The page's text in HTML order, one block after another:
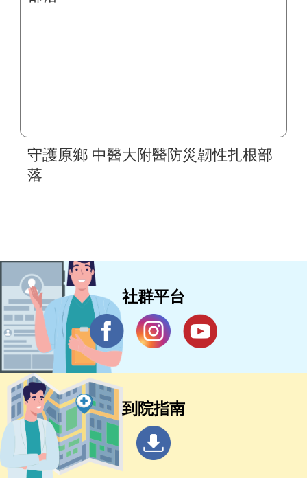
守護原鄉 中醫大附醫防災韌性扎根部
落
社群平台
到院指南